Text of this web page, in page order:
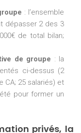
: l’ensemble
dépasser 2 des 3
de total bilan;
de groupe : la
ci-dessus (2
CA; 25 salariés) et
pour former un
privés, la